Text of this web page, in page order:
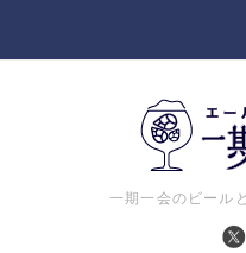
一期一会のビール